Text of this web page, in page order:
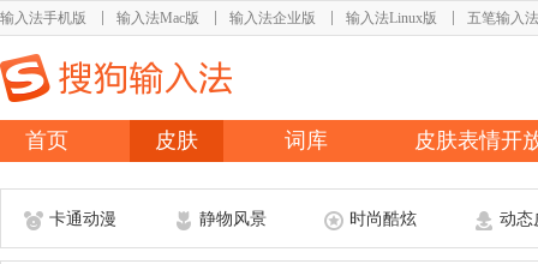
输入法手机版 输入法Mac版 输入法企业版 输入法Linux版 五笔输入法
首页 皮肤 词库 皮肤表情开
卡通动漫 静物风景 时尚酷炫 动态